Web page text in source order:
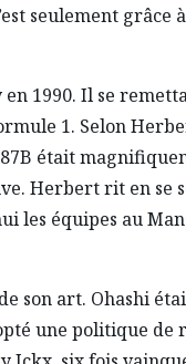
seulement
1990. Il se
1. Selon
était
Herbert rit en se
les équipes au
art. Ohashi
une politique